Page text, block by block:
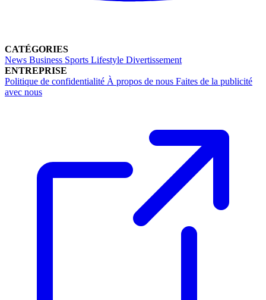
CATÉGORIES
News Business Sports Lifestyle Divertissement
ENTREPRISE
Politique de confidentialité À propos de nous Faites de la publicité
avec nous